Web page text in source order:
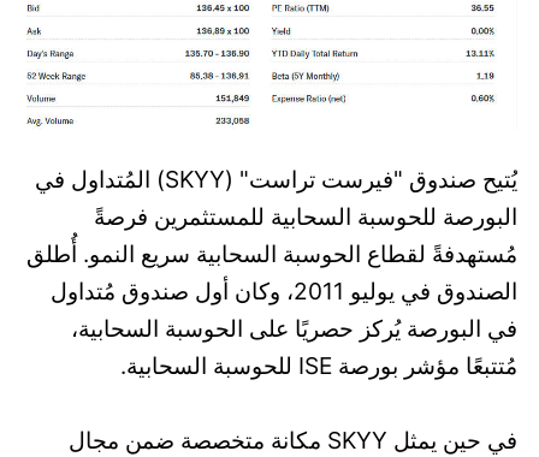
يُتيح صندوق "فيرست تراست" (SKYY) المُتداول في
البورصة للحوسبة السحابية للمستثمرين فرصةً
مُستهدفةً لقطاع الحوسبة السحابية سريع النمو. أُطلق
الصندوق في يوليو 2011، وكان أول صندوق مُتداول
في البورصة يُركز حصريًا على الحوسبة السحابية،
مُتتبعًا مؤشر بورصة ISE للحوسبة السحابية.
في حين يمثل SKYY مكانة متخصصة ضمن مجال